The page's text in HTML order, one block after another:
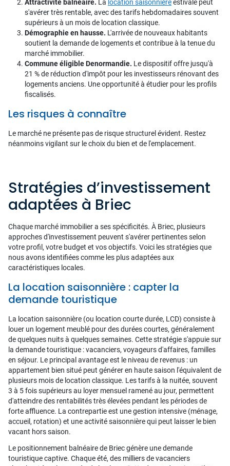
Attractivité balnéaire. La location saisonnièreestivale peut
s'avérer très rentable, avec des tarifs hebdomadaires souvent
supérieurs à un mois de location classique.
Démographie en hausse. L'arrivée de nouveaux habitants
soutient la demande de logements et contribue à la tenue du
marché immobilier.
Commune éligible Denormandie. Le dispositif offre jusqu'à
21 % de réduction d'impôt pour les investisseurs rénovant des
logements anciens. Une opportunité à étudier pour les profils
fiscalisés.
Les risques à connaître
Le marché ne présente pas de risque structurel évident. Restez
néanmoins vigilant sur le choix du bien et de l'emplacement.
Stratégies d’investissement
adaptées à Briec
Chaque marché immobilier a ses spécificités. À Briec, plusieurs
approches d'investissement peuvent s'avérer pertinentes selon
votre profil, votre budget et vos objectifs. Voici les stratégies que
nous avons identifiées comme les plus adaptées aux
caractéristiques locales.
La location saisonnière : capter la
demande touristique
La location saisonnière (ou location courte durée, LCD) consiste à
louer un logement meublé pour des durées courtes, généralement
de quelques nuits à quelques semaines. Cette stratégie s'appuie sur
la demande touristique : vacanciers, voyageurs d'affaires, familles
en séjour. Le principal avantage est le niveau de revenus : un
appartement bien situé peut générer en haute saison l'équivalent de
plusieurs mois de location classique. Les tarifs à la nuitée, souvent
3 à 5 fois supérieurs au loyer mensuel ramené au jour, permettent
d'atteindre des rentabilités très élevées pendant les périodes de
forte affluence. La contrepartie est une gestion intensive (ménage,
accueil, rotation) et une activité saisonnière qui peut laisser le bien
vacant hors saison.
Le positionnement balnéaire de Briec génère une demande
touristique captive. Chaque été, des milliers de vacanciers